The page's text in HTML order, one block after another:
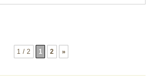
1 / 2 1 2 »